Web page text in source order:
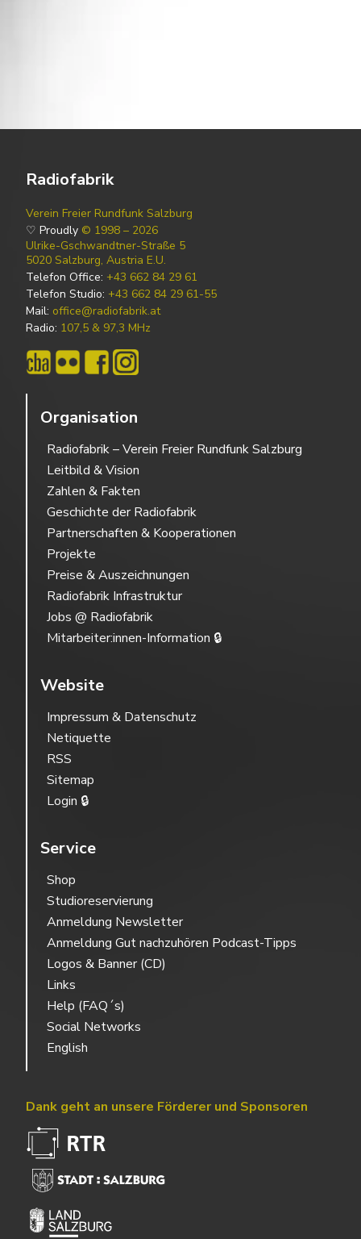
Radiofabrik
Verein Freier Rundfunk Salzburg
♡ Proudly © 1998 – 2026
Ulrike-Gschwandtner-Straße 5
5020 Salzburg, Austria E.U.
Telefon Office: +43 662 84 29 61
Telefon Studio: +43 662 84 29 61-55
Mail: office@radiofabrik.at
Radio: 107,5 & 97,3 MHz
Organisation
Radiofabrik – Verein Freier Rundfunk Salzburg
Leitbild & Vision
Zahlen & Fakten
Geschichte der Radiofabrik
Partnerschaften & Kooperationen
Projekte
Preise & Auszeichnungen
Radiofabrik Infrastruktur
Jobs @ Radiofabrik
Mitarbeiter:innen-Information 🔒
Website
Impressum & Datenschutz
Netiquette
RSS
Sitemap
Login 🔒
Service
Shop
Studioreservierung
Anmeldung Newsletter
Anmeldung Gut nachzuhören Podcast-Tipps
Logos & Banner (CD)
Links
Help (FAQ´s)
Social Networks
English
Dank geht an unsere Förderer und Sponsoren